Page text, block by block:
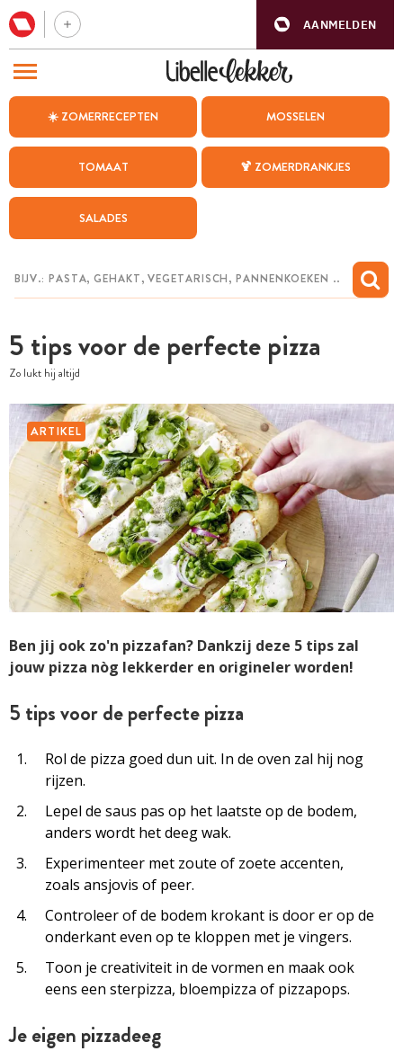
AANMELDEN
☀️ ZOMERRECEPTEN MOSSELEN
TOMAAT 🍹 ZOMERDRANKJES
SALADES
5 tips voor de perfecte pizza
Zo lukt hij altijd
ARTIKEL
Ben jij ook zo'n pizzafan? Dankzij deze 5 tips zal
jouw pizza nòg lekkerder en origineler worden!
5 tips voor de perfecte pizza
Rol de pizza goed dun uit. In de oven zal hij nog
rijzen.
Lepel de saus pas op het laatste op de bodem,
anders wordt het deeg wak.
Experimenteer met zoute of zoete accenten,
zoals ansjovis of peer.
Controleer of de bodem krokant is door er op de
onderkant even op te kloppen met je vingers.
Toon je creativiteit in de vormen en maak ook
eens een sterpizza, bloempizza of pizzapops.
Je eigen pizzadeeg
BEZOEK ONZE ANDERE WEBSITES
WEEKMENU
CHAT MET MAIA
MIJN BEWAARDE RECEPTEN